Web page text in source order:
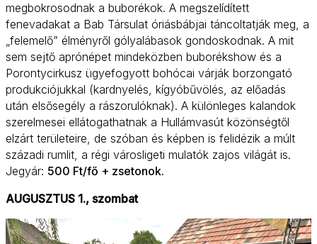
megbokrosodnak a buborékok. A megszelídített
fenevadakat a Bab Társulat óriásbábjai táncoltatják meg, a
„felemelő” élményről gólyalábasok gondoskodnak. A mit
sem sejtő aprónépet mindeközben buborékshow és a
Porontycirkusz ügyefogyott bohócai várják borzongató
produkciójukkal (kardnyelés, kígyóbűvölés, az előadás
után elsősegély a rászorulóknak). A különleges kalandok
szerelmesei ellátogathatnak a Hullámvasút közönségtől
elzárt területeire, de szóban és képben is felidézik a múlt
századi rumlit, a régi városligeti mulatók zajos világát is.
Jegyár: 500 Ft/fő + zsetonok.
AUGUSZTUS 1., szombat